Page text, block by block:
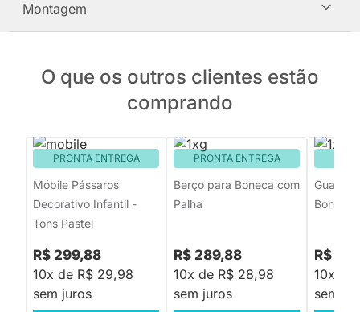
Montagem
O que os outros clientes estão
comprando
PRONTA ENTREGA
Móbile Pássaros
Decorativo Infantil -
Tons Pastel
R$ 299,88
10x de R$ 29,98
sem juros
PRONTA ENTREGA
Berço para Boneca com
Palha
R$ 289,88
10x de R$ 28,98
sem juros
Guarda
Bonecas
R$
10x de
sem